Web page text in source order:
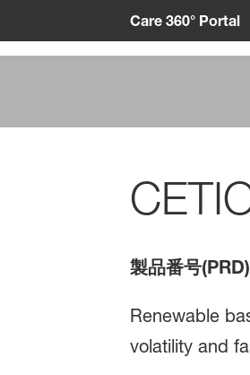
Care 360° Portal
製品番号
Renewable
volatility and